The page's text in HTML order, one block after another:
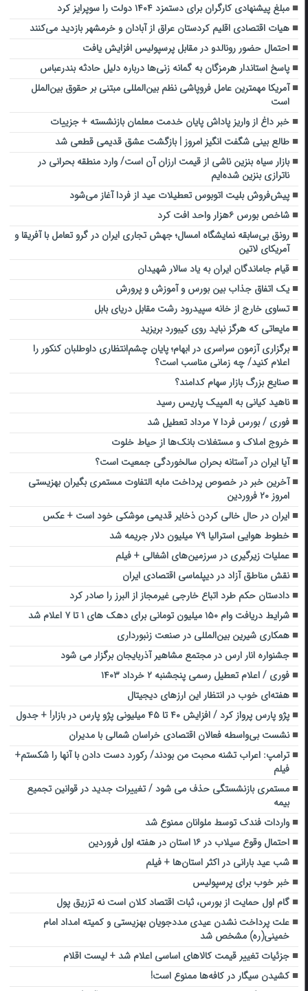
مبلغ پیشنهادی کارگران برای دستمزد ۱۴۰۴ دولت را سوپرایز کرد
هیات اقتصادی اقلیم کردستان عراق از آبادان و خرمشهر بازدید می‌کنند
احتمال حضور رونالدو در مقابل پرسپولیس افزایش یافت
پاسخ استاندار هرمزگان به گمانه زنی‌ها درباره دلیل حادثه بندرعباس
آمریکا مهمترین عامل فروپاشی نظم بین‌المللی مبتنی بر حقوق بین‌الملل
است
خبر داغ از واریز پاداش پایان خدمت معلمان بازنشسته + جزییات
طالع بینی شگفت انگیز امروز | بازگشت عشق قدیمی قطعی شد
بازار سیاه بنزین ناشی از قیمت ارزان آن است/ وارد منطقه بحرانی در
ناترازی بنزین شده‌ایم
پیش‌فروش بلیت اتوبوس تعطیلات عید از فردا آغاز می‌شود
شاخص بورس ۶هزار واحد افت کرد
رونق بی‌سابقه نمایشگاه امسال؛ جهش تجاری ایران در گرو تعامل با آفریقا و
آمریکای لاتین
قیام جاماندگان ایران به یاد سالار شهیدان
یک اتفاق جذاب بین بورس و آموزش و پرورش
تساوی خارج از خانه سپیدرود رشت مقابل دریای بابل
مایعاتی که هرگز نباید روی کیبورد بریزید
برگزاری آزمون سراسری در ابهام؛ پایان چشم‌انتظاری داوطلبان کنکور را
اعلام کنید/ چه زمانی مناسب است؟
صنایع بزرگ بازار سهام کدامند؟
ناهید کیانی به المپیک پاریس رسید
فوری / بورس فردا ۷ مرداد تعطیل شد
خروج املاک و مستغلات بانک‌ها از حیاط خلوت
آیا ایران در آستانه بحران سالخوردگی جمعیت است؟
آخرین خبر در خصوص پرداخت مابه التفاوت مستمری بگیران بهزیستی
امروز ۲۰ فروردین
ایران در حال خالی کردن ذخایر قدیمی موشکی خود است + عکس
خطوط هوایی استرالیا ۷۹ میلیون دلار جریمه شد
عملیات زیرگیری در سرزمین‌های اشغالی + فیلم
نقش مناطق آزاد در دیپلماسی اقتصادی ایران
دادستان حکم ‌طرد اتباع خارجی غیرمجاز از البرز را صادر کرد
شرایط دریافت وام ۱۵۰ میلیون تومانی برای دهک های ۱ تا ۷ اعلام شد
همکاری شیرین بین‌المللی در صنعت زنبورداری
جشنواره انار ارس در مجتمع مشاهیر آذربایجان برگزار می شود
فوری / اعلام تعطیل رسمی پنجشنبه ۲ خرداد ۱۴۰۳
هفته‌ای خوب در انتظار این ارزهای دیجیتال
پژو پارس پرواز کرد / افزایش ۴۰ تا ۴۵ میلیونی پژو پارس در بازار! + جدول
نشست بی‌واسطه فعالان اقتصادی خراسان شمالی با مدیران
ترامپ: اعراب تشنه محبت من بودند/ رکورد دست دادن با آنها را شکستم+
فیلم
مستمری بازنشستگی حذف می شود / تغییرات جدید در قوانین تجمیع
بیمه
واردات فندک توسط ملوانان ممنوع شد
احتمال وقوع سیلاب در ۱۶ استان در هفته اول فروردین
شب عید بارانی در اکثر استان‌ها + فیلم
خبر خوب برای پرسپولیس
گام اول حمایت از بورس، ثبات اقتصاد کلان است نه تزریق پول
علت پرداخت نشدن عیدی مددجویان بهزیستی و کمیته امداد امام
خمینی(ره) مشخص شد
جزئیات تغییر قیمت کالاهای اساسی اعلام شد + لیست اقلام
کشیدن سیگار در کافه‌ها ممنوع است!